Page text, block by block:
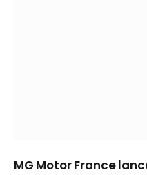
MG Motor France